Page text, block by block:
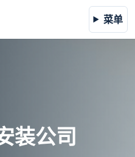
菜单
装公司